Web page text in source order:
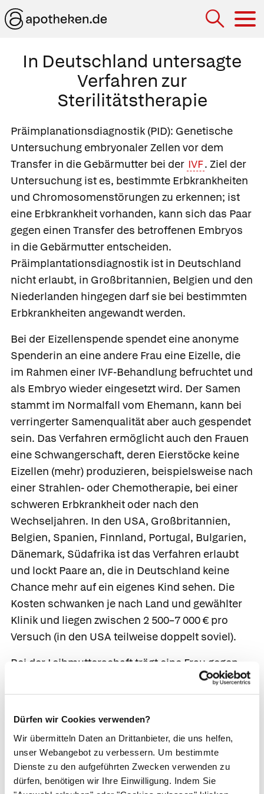
Dürfen wir Cookies verwenden?
Wir übermitteln Daten an Drittanbieter, die uns helfen,
unser Webangebot zu verbessern. Um bestimmte
Dienste zu den aufgeführten Zwecken verwenden zu
dürfen, benötigen wir Ihre Einwilligung. Indem Sie
In Deutschland untersagte
Verfahren zur
Sterilitätstherapie
Präimplanationsdiagnostik (PID): Genetische
Untersuchung embryonaler Zellen vor dem
Transfer in die Gebärmutter bei der IVF. Ziel der
Untersuchung ist es, bestimmte Erbkrankheiten
und Chromosomenstörungen zu erkennen; ist
eine Erbkrankheit vorhanden, kann sich das Paar
gegen einen Transfer des betroffenen Embryos
in die Gebärmutter entscheiden.
Präimplantationsdiagnostik ist in Deutschland
nicht erlaubt, in Großbritannien, Belgien und den
Niederlanden hingegen darf sie bei bestimmten
Erbkrankheiten angewandt werden.
Bei der Eizellenspende spendet eine anonyme
Spenderin an eine andere Frau eine Eizelle, die
im Rahmen einer IVF-Behandlung befruchtet und
als Embryo wieder eingesetzt wird. Der Samen
stammt im Normalfall vom Ehemann, kann bei
verringerter Samenqualität aber auch gespendet
sein. Das Verfahren ermöglicht auch den Frauen
eine Schwangerschaft, deren Eierstöcke keine
Eizellen (mehr) produzieren, beispielsweise nach
einer Strahlen- oder Chemotherapie, bei einer
schweren Erbkrankheit oder nach den
Wechseljahren. In den USA, Großbritannien,
Belgien, Spanien, Finnland, Portugal, Bulgarien,
Dänemark, Südafrika ist das Verfahren erlaubt
und lockt Paare an, die in Deutschland keine
Chance mehr auf ein eigenes Kind sehen. Die
Kosten schwanken je nach Land und gewählter
Klinik und liegen zwischen 2 500–7 000 € pro
Versuch (in den USA teilweise doppelt soviel).
Bei der Leihmutterschaftträgt eine Frau gegen
Bezahlung das Kind anderer Eltern aus, wenn die
„echte" Mutter eine stark fehlgebildete oder keine
Eizelle. In Deutschland, Österreich, der Schweiz,
Frankreich, Dänemark, Norwegen und Schweden
gilt die Leihmutterschaft als Straftat. Explizit